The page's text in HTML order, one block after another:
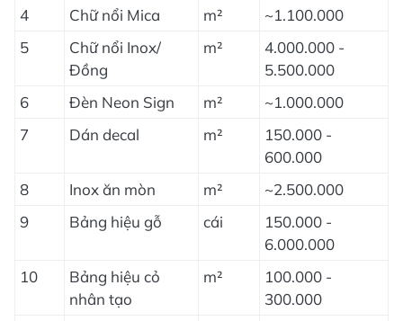
4
Chữ nổi Mica m²
~1.100.000
5
Chữ nổi Inox/
Đồng
m²
4.000.000 -
5.500.000
6
Đèn Neon Sign m²
~1.000.000
7
Dán decal m²
150.000 -
600.000
8
Inox ăn mòn m²
~2.500.000
9
Bảng hiệu gỗ cái
150.000 -
6.000.000
10
Bảng hiệu cỏ
nhân tạo
m²
100.000 -
300.000